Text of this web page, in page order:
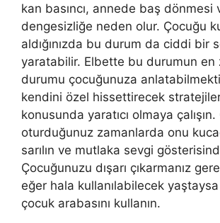
kan basıncı, annede baş dönmesi
dengesizliğe neden olur. Çocuğu
aldığınızda bu durum da ciddi bir
yaratabilir. Elbette bu durumun en
durumu çocuğunuza
kendini özel hissettirecek
konusunda yaratıcı olmaya
oturduğunuz zamanlarda onu
sarılın ve mutlaka sevgi
Çocuğunuzu dışarı çıkarmanız
eğer hala kullanılabilecek
çocuk arabasını kullanın.